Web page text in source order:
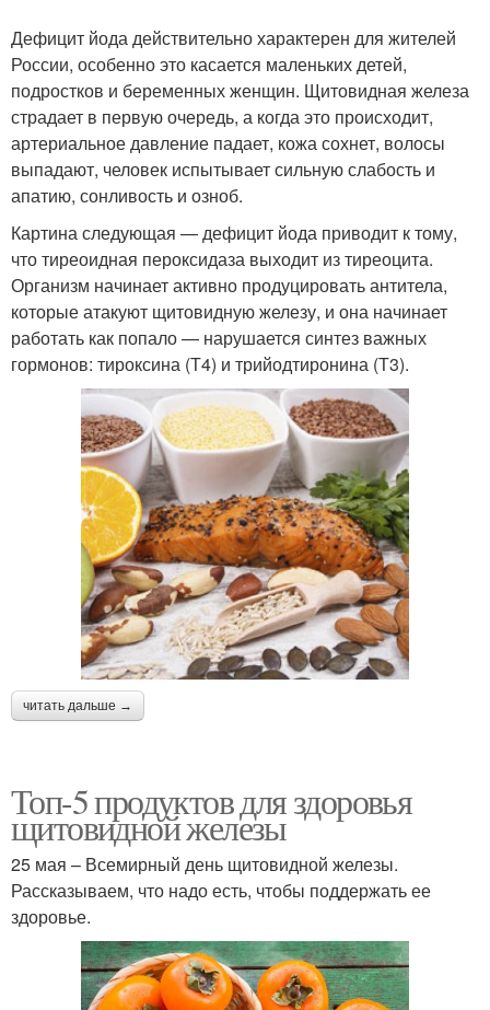
Дефицит йода действительно характерен для жителей
России, особенно это касается маленьких детей,
подростков и беременных женщин. Щитовидная железа
страдает в первую очередь, а когда это происходит,
артериальное давление падает, кожа сохнет, волосы
выпадают, человек испытывает сильную слабость и
апатию, сонливость и озноб.
Картина следующая — дефицит йода приводит к тому,
что тиреоидная пероксидаза выходит из тиреоцита.
Организм начинает активно продуцировать антитела,
которые атакуют щитовидную железу, и она начинает
работать как попало — нарушается синтез важных
гормонов: тироксина (Т4) и трийодтиронина (Т3).
читать дальше →
Топ-5 продуктов для здоровья
щитовидной железы
25 мая – Всемирный день щитовидной железы.
Рассказываем, что надо есть, чтобы поддержать ее
здоровье.